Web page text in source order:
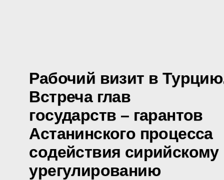
Рабочий визит в
Встреча глав
государств – гарантов
Астанинского процесса
содействия сирийскому
урегулированию